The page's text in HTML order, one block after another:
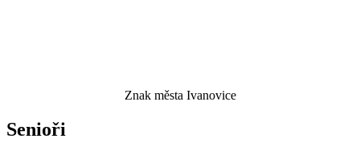
Znak města Ivanovice
Senioři